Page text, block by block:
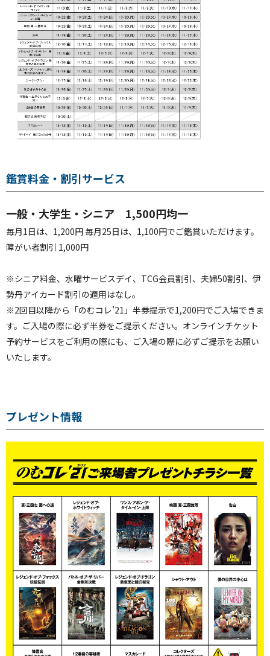
鑑賞料金・割引サービス
一般・大学生・シニア 1,500円均一
毎月1日は、1,200円 毎月25日は、1,100円でご鑑賞いただけます。
障がい者割引 1,000円
※シニア料金、水曜サービスデイ、TCG会員割引、夫婦50割引、伊
勢丹アイカード割引の適用はなし。
※2回目以降から「のむコレ’21」半券提示で1,200円でご入場できま
す。ご入場の際に必ず半券をご提示ください。オンラインチケット
予約サービスをご利用の際にも、ご入場の際に必ずご提示をお願い
いたします。
プレゼント情報